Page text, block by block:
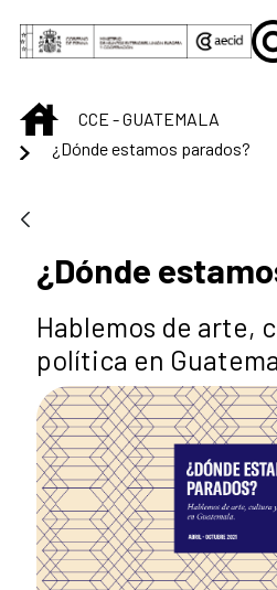
Saltar al contenido principal
INICIOCCE - GUATEMALA
¿Dónde estamos parados?
¿Dónde
Hablemos de arte,
política en